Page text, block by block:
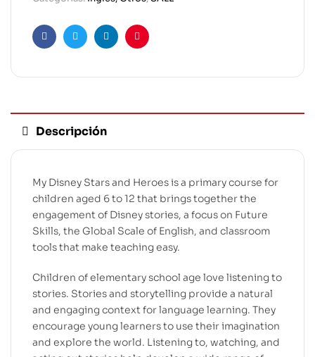
FacebookTwitterLinkedinPinterest
Descripción
My Disney Stars and Heroes is a primary course for
children aged 6 to 12 that brings together the
engagement of Disney stories, a focus on Future
Skills, the Global Scale of English, and classroom
tools that make teaching easy.
Children of elementary school age love listening to
stories. Stories and storytelling provide a natural
and engaging context for language learning. They
encourage young learners to use their imagination
and explore the world. Listening to, watching, and